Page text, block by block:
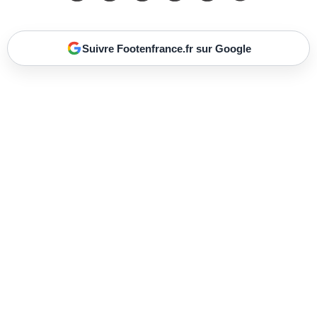
Suivre Footenfrance.fr sur Google